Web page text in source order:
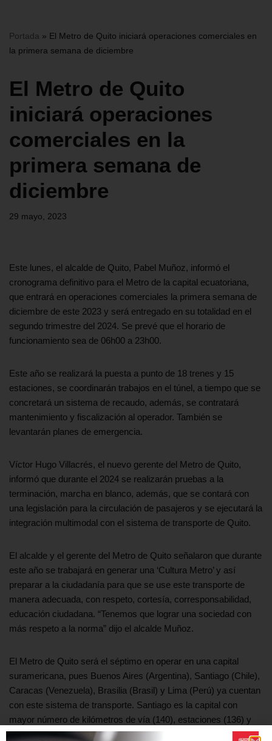
Portada » El Metro de Quito iniciará operaciones comerciales en
la primera semana de diciembre
El Metro de Quito
iniciará operaciones
comerciales en la
primera semana de
diciembre
29 mayo, 2023
Este lunes, el alcalde de Quito, Pabel Muñoz, informó el
cronograma definitivo para el Metro de la capital ecuatoriana,
que entrará en operaciones comerciales la primera semana de
diciembre de este 2023 y será entregado en su totalidad en el
segundo trimestre del 2024. Se prevé que el horario de
funcionamiento sea de 06h00 a 23h00.
Este año se realizará la puesta a punto de 18 trenes y 15
estaciones, se coordinarán trabajos en el túnel, a tiempo que se
concretará un sistema de recaudo, además, se contratará
mantenimiento y fiscalización al operador. También se
levantarán planes de emergencia.
Víctor Hugo Villacrés, el nuevo gerente del Metro de Quito,
informó que durante el 2024 se realizarán pruebas a la
terminación, marcha en blanco, además, que se contará con
una legislación para la circulación de pasajeros y se ejecutará la
integración multimodal con el sistema de transporte de Quito.
El alcalde y el gerente del Metro de Quito señalaron que durante
este año se trabajará en generar una ‘Cultura Metro’ y así
preparar a la ciudadanía para que se use este transporte de
manera adecuada, con respeto, cortesía, corresponsabilidad,
educación ciudadana. “Tenemos que lograr una sociedad con
más respeto a la norma” dijo el alcalde Muñoz.
El Metro de Quito será el séptimo en operar en una capital
suramericana, pues Buenos Aires (Argentina), Santiago (Chile),
Caracas (Venezuela), Brasilia (Brasil) y Lima (Perú) ya cuentan
con este sistema de transporte. Santiago es la capital con
mayor número de kilómetros de vía (140), estaciones (136) y
líneas de metro (7), mientras que el proyecto de Quito tendrá en